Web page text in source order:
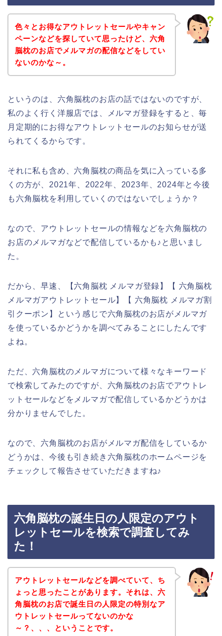
色々とお得なアウトレットセールやキャン
ペーンなどを探していて思ったけど、六角
脳枕のお店でメルマガの配信などをしてい
ないのかな～。
というのは、六角脳枕のお店の話ではないのですが、
私のよく行く洋服店では、メルマガ登録をすると、毎
月定期的にお得なアウトレットセールのお知らせが送
られてくるからです。
それに私も含め、六角脳枕の商品を気に入っている多
くの方が、2021年、2022年、2023年、2024年と今後
も六角脳枕を利用していくのではないでしょうか？
なので、アウトレットセールの情報などを六角脳枕の
お店のメルマガなどで配信しているかも♪と思いまし
た。
だから、早速、【六角脳枕 メルマガ登録】【 六角脳枕
メルマガアウトレットセール】【 六角脳枕 メルマガ割
引クーポン】という感じで六角脳枕のお店がメルマガ
を使っているかどうかを調べてみることにしたんです
よね。
ただ、六角脳枕のメルマガについて様々なキーワード
で検索してみたのですが、六角脳枕のお店でアウトレ
ットセールなどをメルマガで配信しているかどうかは
分かりませんでした。
なので、六角脳枕のお店がメルマガ配信をしているか
どうかは、今後も引き続き六角脳枕のホームページを
チェックして報告させていただきますね♪
六角脳枕の誕生日の人限定のアウト
レットセールを検索で調査してみ
た！
アウトレットセールなどを調べていて、ち
ょっと思ったことがあります。それは、六
角脳枕のお店で誕生日の人限定の特別なア
ウトレットセールってないのかな
～？、、、ということです。